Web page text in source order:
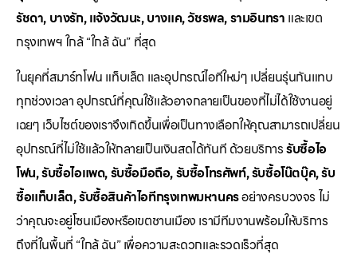
รัชดา, บางรัก, แจ้งวัฒนะ, บางแค, วัชรพล, รามอินทรา และเขต
กรุงเทพฯ ใกล้ “ใกล้ ฉัน” ที่สุด
ในยุคที่สมาร์ทโฟน แท็บเล็ต และอุปกรณ์ไอทีใหม่ๆ เปลี่ยนรุ่นกันแทบ
ทุกช่วงเวลา อุปกรณ์ที่คุณใช้แล้วอาจกลายเป็นของที่ไม่ได้ใช้งานอยู่
เฉยๆ เว็บไซต์ของเราจึงเกิดขึ้นเพื่อเป็นทางเลือกให้คุณสามารถเปลี่ยน
อุปกรณ์ที่ไม่ใช้แล้วให้กลายเป็นเงินสดได้ทันที ด้วยบริการรับซื้อไอ
โฟน, รับซื้อไอแพด, รับซื้อมือถือ, รับซื้อโทรศัพท์, รับซื้อโน๊ตบุ๊ค, รับ
ซื้อแท็บเล็ต, รับซื้อสินค้าไอทีกรุงเทพมหานครอย่างครบวงจร ไม่
ว่าคุณจะอยู่โซนเมืองหรือเขตชานเมือง เรามีทีมงานพร้อมให้บริการ
ถึงที่ในพื้นที่ “ใกล้ ฉัน” เพื่อความสะดวกและรวดเร็วที่สุด